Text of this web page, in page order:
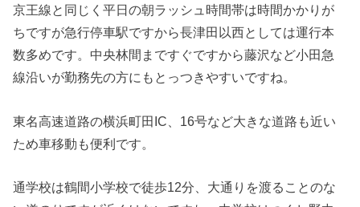
京王線と同じく平日の朝ラッシュ時間帯は時間かかりが
ちですが急行停車駅ですから長津田以西としては運行本
数多めです。中央林間まですぐですから藤沢など小田急
線沿いが勤務先の方にもとっつきやすいですね。
東名高速道路の横浜町田IC、16号など大きな道路も近い
ため車移動も便利です。
通学校は鶴間小学校で徒歩12分、大通りを渡ることのな